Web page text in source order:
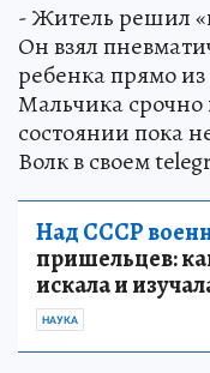
- Житель решил
Он взял
ребенка прямо
Мальчика срочно
состоянии пока
Волк в своем
Над СССР
пришельцев:
искала и
НАУКА